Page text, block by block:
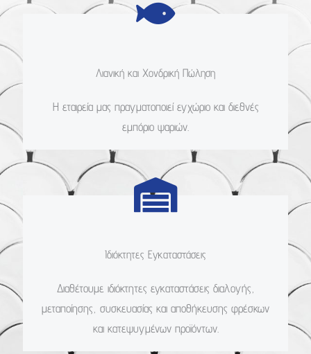
Λιανική και Χονδρική Πώληση
Η εταιρεία μας πραγματοποιεί εγχώριο και διεθνές
εμπόριο ψαριών.
Ιδιόκτητες Εγκαταστάσεις
Διαθέτουμε ιδιόκτητες εγκαταστάσεις διαλογής,
μεταποίησης, συσκευασίας και αποθήκευσης φρέσκων
και κατεψυγμένων προϊόντων.